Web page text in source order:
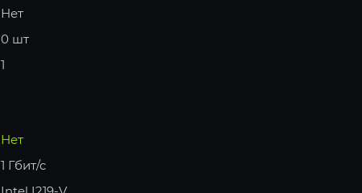
Нет
0 шт
1
Нет
1 Гбит/с